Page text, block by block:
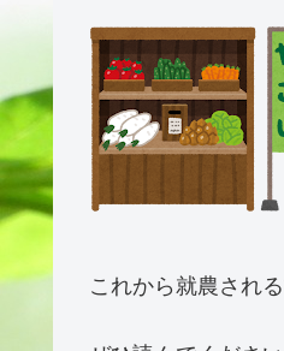
これから就農され